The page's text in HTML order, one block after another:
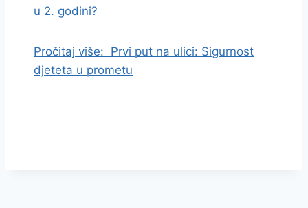
u 2. godini?
Pročitaj više: Prvi put na ulici: Sigurnost
djeteta u prometu